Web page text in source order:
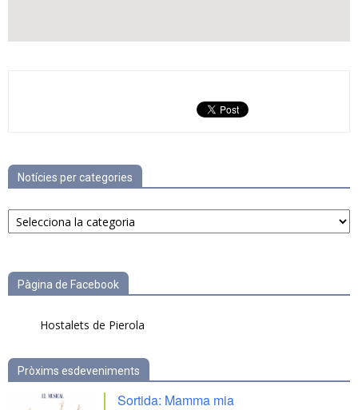
Notícies per categories
Notícies
per
Pàgina de Facebook
Hostalets de Pierola
Pròxims esdeveniments
Sortida: Mamma mia